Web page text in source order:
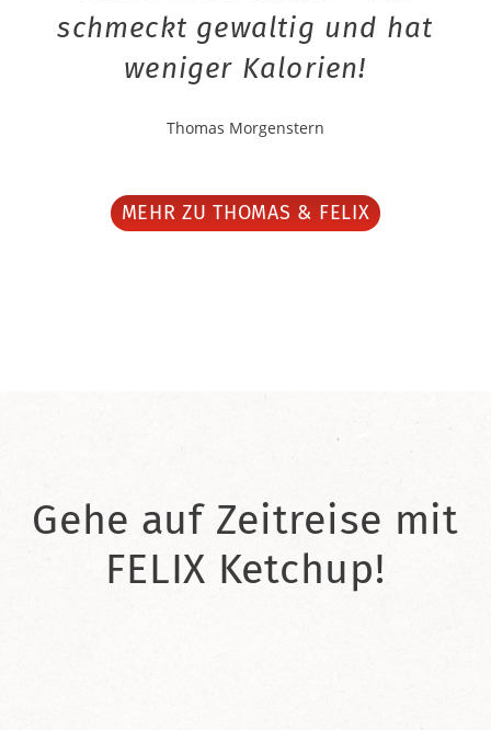
schmeckt gewaltig und hat
weniger Kalorien!
Thomas Morgenstern
MEHR ZU THOMAS & FELIX
Gehe auf Zeitreise mit
FELIX Ketchup!